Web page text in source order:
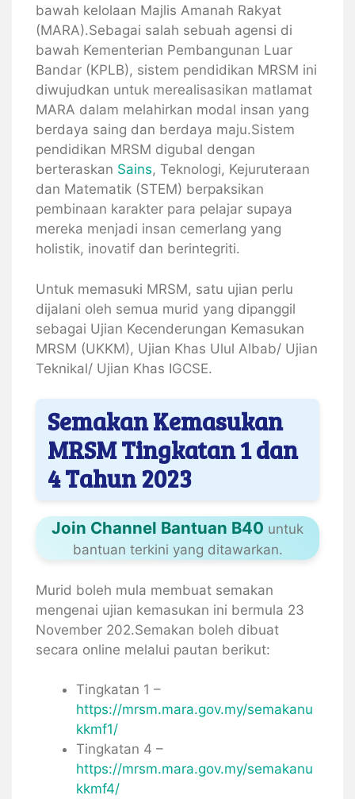
bawah kelolaan Majlis Amanah Rakyat
(MARA).Sebagai salah sebuah agensi di
bawah Kementerian Pembangunan Luar
Bandar (KPLB), sistem pendidikan MRSM ini
diwujudkan untuk merealisasikan matlamat
MARA dalam melahirkan modal insan yang
berdaya saing dan berdaya maju.Sistem
pendidikan MRSM digubal dengan
berteraskan Sains, Teknologi, Kejuruteraan
dan Matematik (STEM) berpaksikan
pembinaan karakter para pelajar supaya
mereka menjadi insan cemerlang yang
holistik, inovatif dan berintegriti.
Untuk memasuki MRSM, satu ujian perlu
dijalani oleh semua murid yang dipanggil
sebagai Ujian Kecenderungan Kemasukan
MRSM (UKKM), Ujian Khas Ulul Albab/ Ujian
Teknikal/ Ujian Khas IGCSE.
Semakan Kemasukan
MRSM Tingkatan 1 dan
4 Tahun 2023
Join Channel Bantuan B40 untuk
bantuan terkini yang ditawarkan.
Murid boleh mula membuat semakan
mengenai ujian kemasukan ini bermula 23
November 202.Semakan boleh dibuat
secara online melalui pautan berikut:
Tingkatan 1 –
https://mrsm.mara.gov.my/semakanu
kkmf1/
Tingkatan 4 –
https://mrsm.mara.gov.my/semakanu
kkmf4/